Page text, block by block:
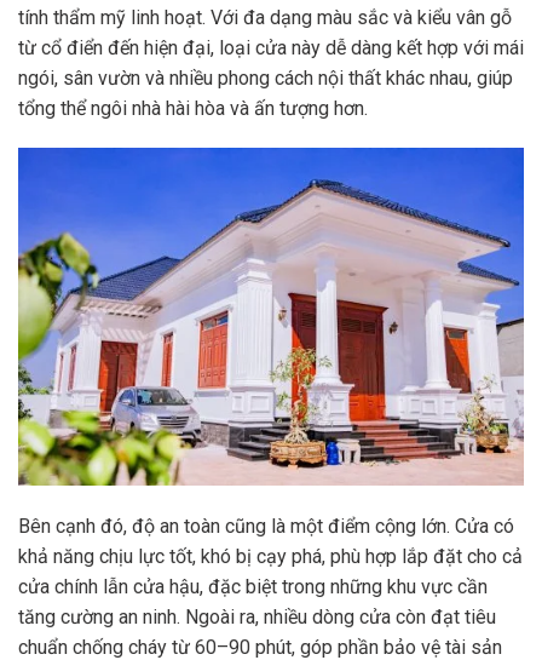
tính thẩm mỹ linh hoạt. Với đa dạng màu sắc và kiểu vân gỗ
từ cổ điển đến hiện đại, loại cửa này dễ dàng kết hợp với mái
ngói, sân vườn và nhiều phong cách nội thất khác nhau, giúp
tổng thể ngôi nhà hài hòa và ấn tượng hơn.
Bên cạnh đó, độ an toàn cũng là một điểm cộng lớn. Cửa có
khả năng chịu lực tốt, khó bị cạy phá, phù hợp lắp đặt cho cả
cửa chính lẫn cửa hậu, đặc biệt trong những khu vực cần
tăng cường an ninh. Ngoài ra, nhiều dòng cửa còn đạt tiêu
chuẩn chống cháy từ 60–90 phút, góp phần bảo vệ tài sản